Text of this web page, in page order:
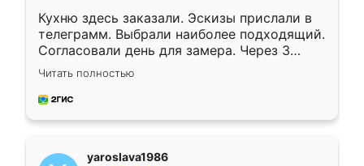
Кухню здесь заказали. Эскизы прислали в
телеграмм. Выбрали наиболее подходящий.
Согласовали день для замера. Через 3
недели кухня была уже готова. Остались
довольны работой. Спасибо Ренессанс
мебель за качественную работу!
Читать полностью
yaroslava1986